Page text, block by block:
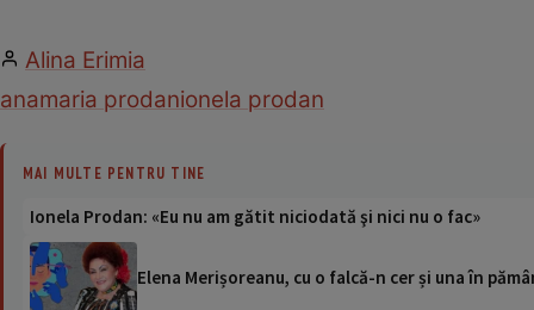
Alina Erimia
anamaria prodanionela prodan
MAI MULTE PENTRU TINE
Ionela Prodan: «Eu nu am gătit niciodată şi nici nu o fac»
Elena Merișoreanu, cu o falcă-n cer și una în